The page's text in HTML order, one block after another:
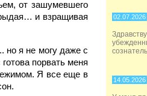
от зашумевшего
и взращивая
но я не могу даже с
порвать меня
Я все еще в
02.07.2026
14.05.2026